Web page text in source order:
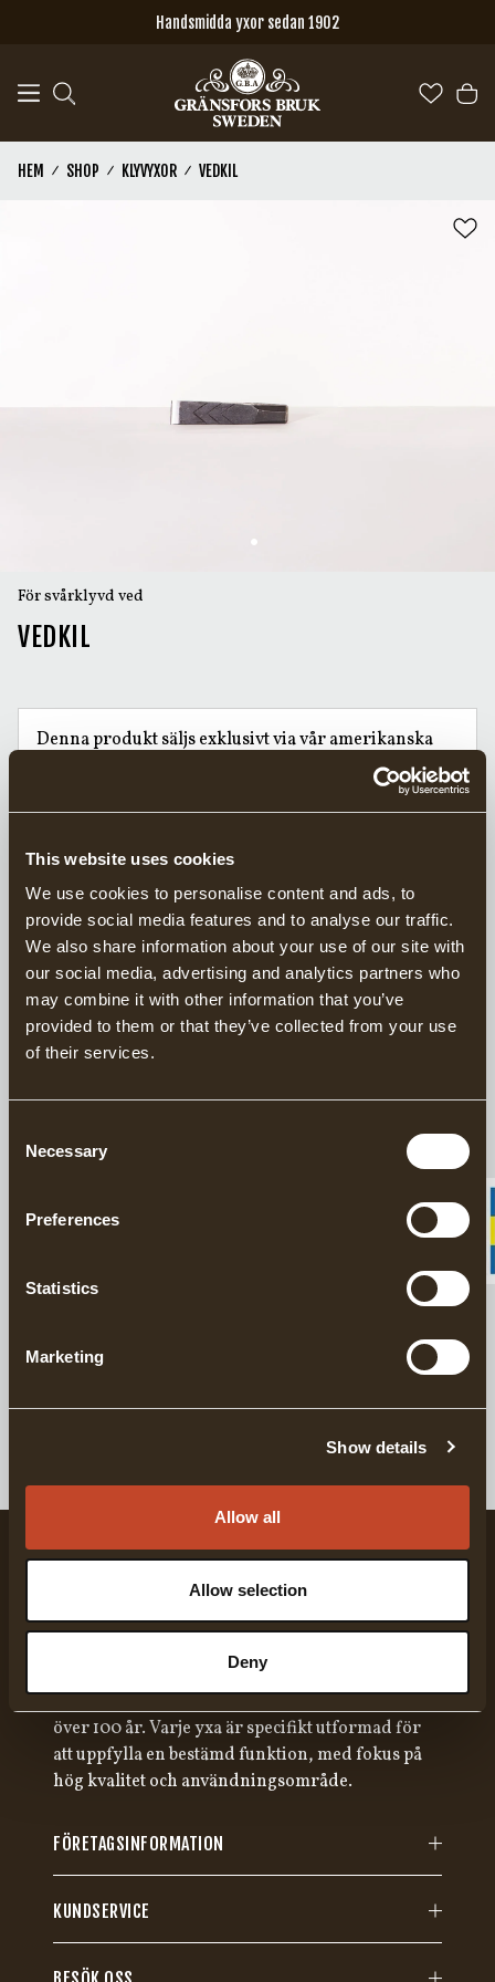
This website uses cookies
We use cookies to personalise content and ads, to
provide social media features and to analyse our traffic.
We also share information about your use of our site with
our social media, advertising and analytics partners who
may combine it with other information that you’ve
provided to them or that they’ve collected from your use
of their services.
Selection
Necessary
Preferences
Statistics
Marketing
Show details
Allow all
Allow selection
Deny
Handsmidda yxor sedan 1902
HEM SHOP KLYVYXOR VEDKIL
För svårklyvd ved
VEDKIL
Denna produkt säljs exklusivt via vår amerikanska
Handsmidda yxor sedan 1902
Ansvarsfullt tillverkade i Sverige
20 års garanti på yxor
Gränsfors Vedkil är en vriden kil med räfflad nacke, fasade
kanter och härdad spets. Vedkilar används för att klyva riktigt
stora, kvistiga eller vresiga vedklabbar.
BESKRIVNING
LEVERANSINFORMATION
GRÄNSFORS COFFEE TABLE BOOK GRÄNSFORS
Gränsfors Bruk har tillverkat handsmidda yxor i
över 100 år. Varje yxa är specifikt utformad för
att uppfylla en bestämd funktion, med fokus på
hög kvalitet och användningsområde.
FÖRETAGSINFORMATION
KUNDSERVICE